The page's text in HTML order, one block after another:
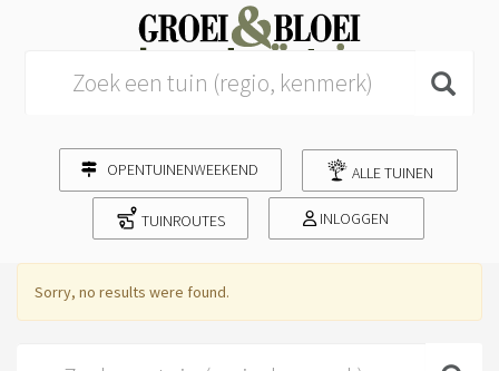
OPENTUINENWEEKEND ALLE TUINEN
TUINROUTES INLOGGEN
Sorry, no results were found.